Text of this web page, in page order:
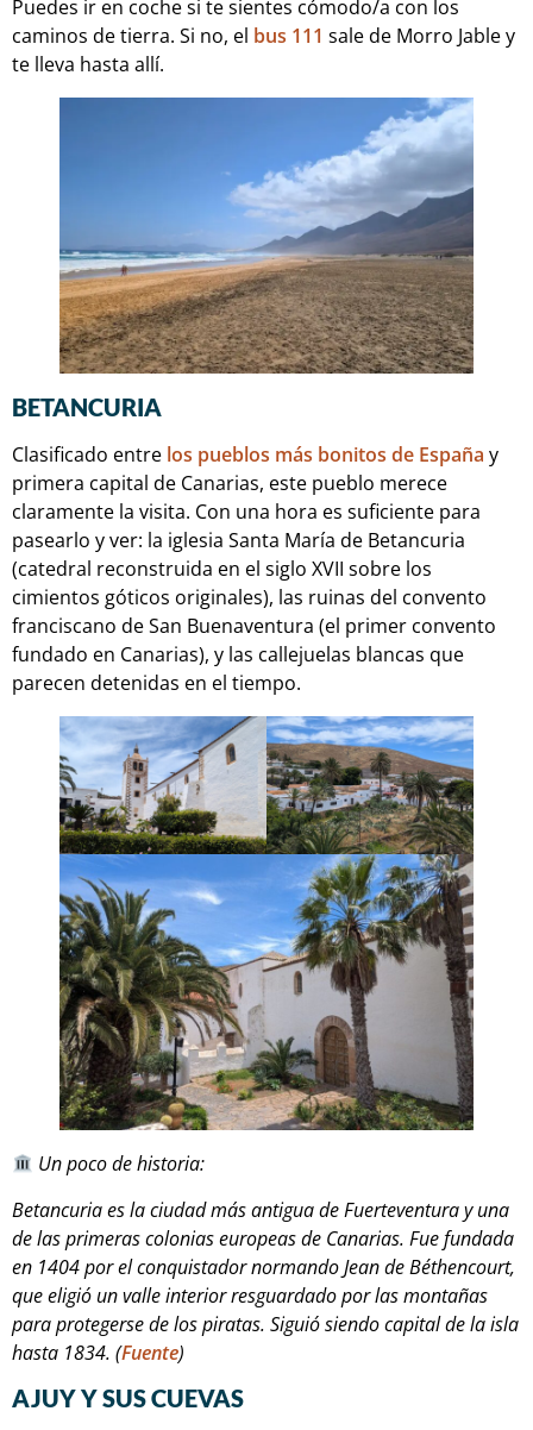
Puedes ir en coche si te sientes cómodo/a con los
caminos de tierra. Si no, el bus 111 sale de Morro Jable y
te lleva hasta allí.
BETANCURIA
Clasificado entre los pueblos más bonitos de España y
primera capital de Canarias, este pueblo merece
claramente la visita. Con una hora es suficiente para
pasearlo y ver: la iglesia Santa María de Betancuria
(catedral reconstruida en el siglo XVII sobre los
cimientos góticos originales), las ruinas del convento
franciscano de San Buenaventura (el primer convento
fundado en Canarias), y las callejuelas blancas que
parecen detenidas en el tiempo.
Un poco de historia:
Betancuria es la ciudad más antigua de Fuerteventura y una
de las primeras colonias europeas de Canarias. Fue fundada
en 1404 por el conquistador normando Jean de Béthencourt,
que eligió un valle interior resguardado por las montañas
para protegerse de los piratas. Siguió siendo capital de la isla
hasta 1834. (Fuente)
AJUY Y SUS CUEVAS